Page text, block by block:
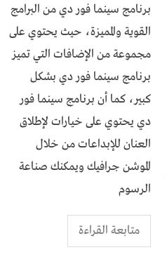
برنامج سينما فور دي من البرامج
القوية والمميزة، حيث يحتوي على
مجموعة من الإضافات التي تميز
برنامج سينما فور دي بشكل
كبير، كما أن برنامج سينما فور
دي يحتوي على خيارات لإطلاق
العنان للإبداعات من خلال
الموشن جرافيك ويمكنك صناعة
الرسوم
متابعة القراءة